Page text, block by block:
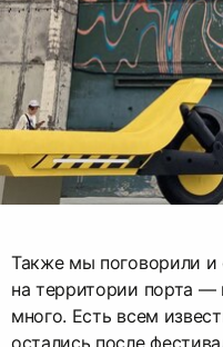
Также мы поговорили и
на территории порта —
много. Есть всем
остались после